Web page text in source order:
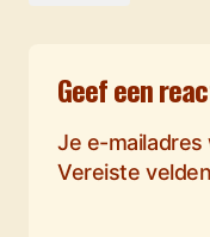
Geef een
Je e-
Vereiste